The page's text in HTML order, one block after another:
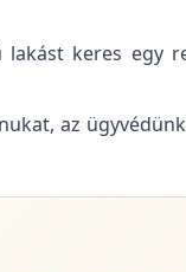
keres egy
az